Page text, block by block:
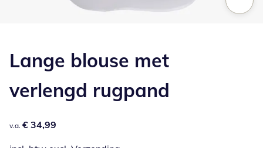
Lange blouse met
verlengd rugpand
€ 34,99
v.a. € 34,99